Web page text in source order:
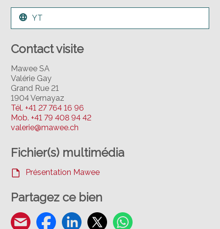
YT
Contact visite
Mawee SA
Valérie Gay
Grand Rue 21
1904 Vernayaz
Tél.+41 27 764 16 96
Mob.+41 79 408 94 42
valerie@mawee.ch
Fichier(s) multimédia
Présentation Mawee
Partagez ce bien